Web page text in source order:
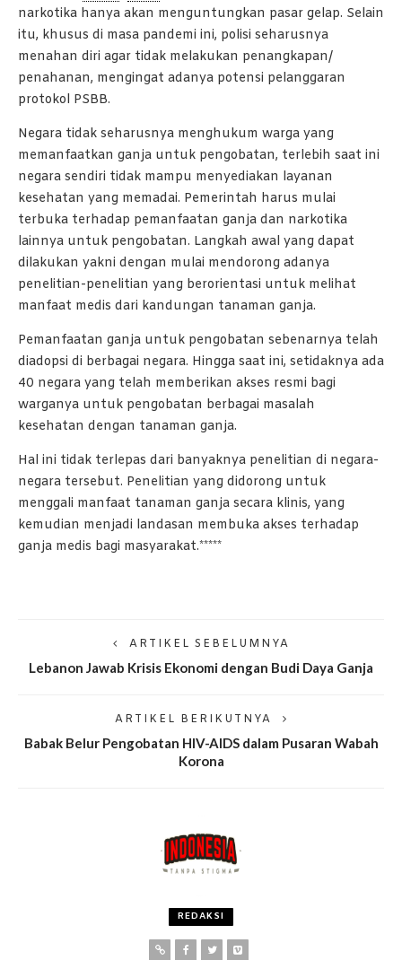
narkotika hanya akan menguntungkan pasar gelap. Selain
itu, khusus di masa pandemi ini, polisi seharusnya
menahan diri agar tidak melakukan penangkapan/
penahanan, mengingat adanya potensi pelanggaran
protokol PSBB.
Negara tidak seharusnya menghukum warga yang
memanfaatkan ganja untuk pengobatan, terlebih saat ini
negara sendiri tidak mampu menyediakan layanan
kesehatan yang memadai. Pemerintah harus mulai
terbuka terhadap pemanfaatan ganja dan narkotika
lainnya untuk pengobatan. Langkah awal yang dapat
dilakukan yakni dengan mulai mendorong adanya
penelitian-penelitian yang berorientasi untuk melihat
manfaat medis dari kandungan tanaman ganja.
Pemanfaatan ganja untuk pengobatan sebenarnya telah
diadopsi di berbagai negara. Hingga saat ini, setidaknya ada
40 negara yang telah memberikan akses resmi bagi
warganya untuk pengobatan berbagai masalah
kesehatan dengan tanaman ganja.
Hal ini tidak terlepas dari banyaknya penelitian di negara-
negara tersebut. Penelitian yang didorong untuk
menggali manfaat tanaman ganja secara klinis, yang
kemudian menjadi landasan membuka akses terhadap
ganja medis bagi masyarakat.*****
ARTIKEL SEBELUMNYA
Lebanon Jawab Krisis Ekonomi dengan Budi Daya Ganja
ARTIKEL BERIKUTNYA
Babak Belur Pengobatan HIV-AIDS dalam Pusaran Wabah
Korona
REDAKSI